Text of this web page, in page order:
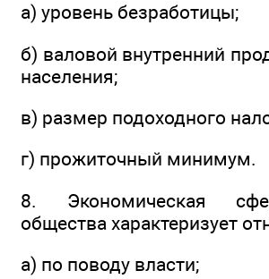
а) уровень безработицы;
б) валовой внутренний
населения;
в) размер подоходного
г) прожиточный минимум.
8. Экономическая
общества характеризует
а) по поводу власти;